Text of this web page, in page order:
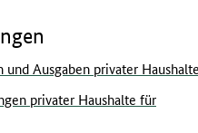
Ausgaben privater
privater Haushalte für